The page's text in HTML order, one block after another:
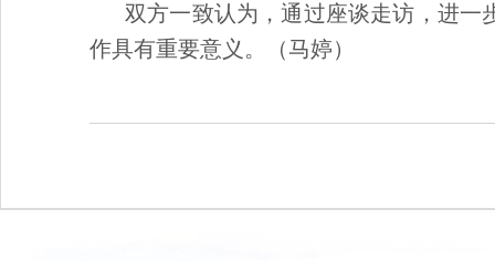
双方一致认为，通过座谈走访，进
作具有重要意义。（马婷）